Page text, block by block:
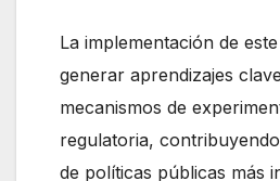
La implementación de
generar aprendizajes
mecanismos de
regulatoria,
de políticas públicas más